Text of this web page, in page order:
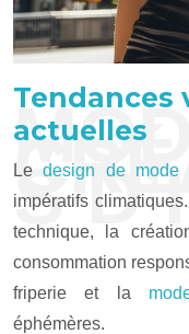
S
Tendances
actuelles
Ledesign de mode
impératifs
technique, la
consommation
friperie et la
éphémères.